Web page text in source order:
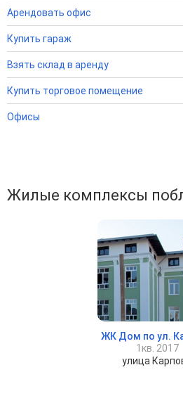
Арендовать офис
Купить гараж
Взять склад в аренду
Купить торговое помещение
Офисы
Жилые комплексы
ЖК Дом по ул.
1кв. 2017
улица